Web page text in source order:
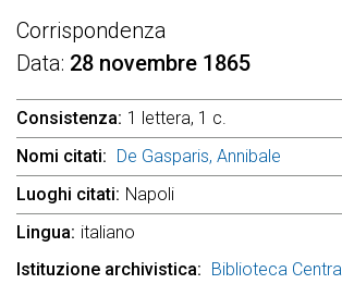
Corrispondenza
Data 28 novembre 1865
Consistenza 1 lettera, 1 c.
Nomi citati
De Gasparis, Annibale
Luoghi citati Napoli
Lingua italiano
Istituzione archivistica
Biblioteca